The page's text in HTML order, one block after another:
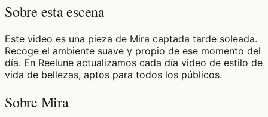
Sobre esta escena
Este video es una pieza de Mira captada tarde soleada.
Recoge el ambiente suave y propio de ese momento del
día. En Reelune actualizamos cada día video de estilo de
vida de bellezas, aptos para todos los públicos.
Sobre Mira